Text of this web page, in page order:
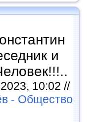
и
10:02 //
- Общество